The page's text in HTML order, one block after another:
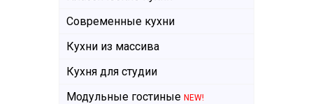
Современные кухни
Кухни из массива
Кухня для студии
Модульные гостиные NEW!